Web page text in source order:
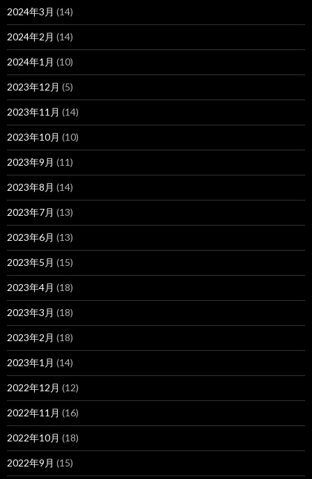
2024年3月 (14)
2024年2月 (14)
2024年1月 (10)
2023年12月 (5)
2023年11月 (14)
2023年10月 (10)
2023年9月 (11)
2023年8月 (14)
2023年7月 (13)
2023年6月 (13)
2023年5月 (15)
2023年4月 (18)
2023年3月 (18)
2023年2月 (18)
2023年1月 (14)
2022年12月 (12)
2022年11月 (16)
2022年10月 (18)
2022年9月 (15)